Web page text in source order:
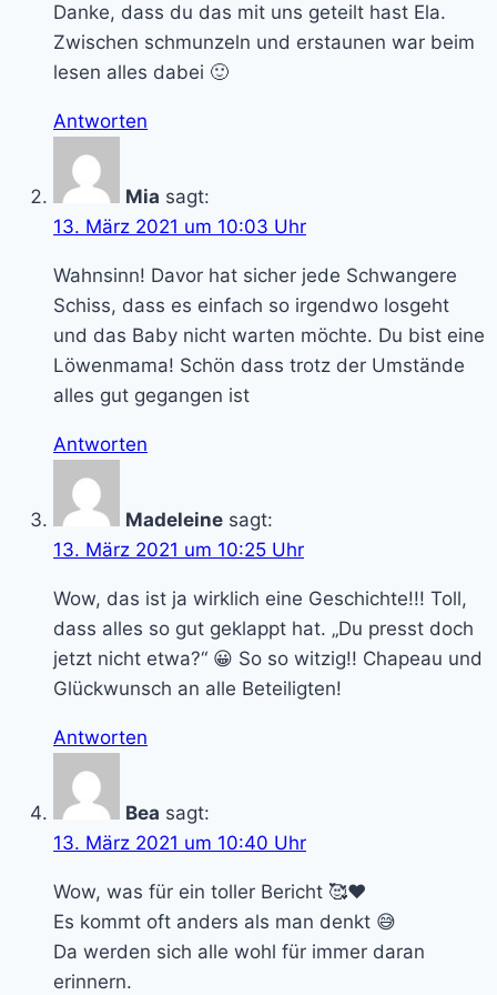
Danke, dass du das mit uns geteilt hast Ela.
Zwischen schmunzeln und erstaunen war beim
lesen alles dabei 🙂
Antworten
Mia sagt:
13. März 2021 um 10:03 Uhr
Wahnsinn! Davor hat sicher jede Schwangere
Schiss, dass es einfach so irgendwo losgeht
und das Baby nicht warten möchte. Du bist eine
Löwenmama! Schön dass trotz der Umstände
alles gut gegangen ist
Antworten
Madeleine sagt:
13. März 2021 um 10:25 Uhr
Wow, das ist ja wirklich eine Geschichte!!! Toll,
dass alles so gut geklappt hat. „Du presst doch
jetzt nicht etwa?“ 😀 So so witzig!! Chapeau und
Glückwunsch an alle Beteiligten!
Antworten
Bea sagt:
13. März 2021 um 10:40 Uhr
Wow, was für ein toller Bericht 🥰❤
Es kommt oft anders als man denkt 😅
Da werden sich alle wohl für immer daran
erinnern.